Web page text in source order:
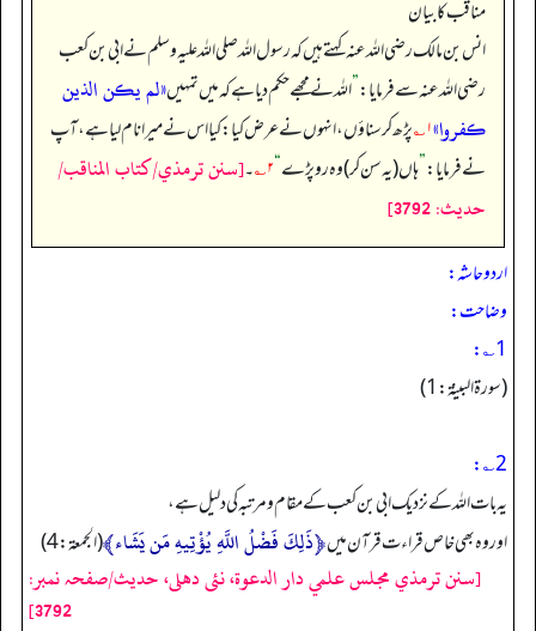
مناقب کا بیان
انس بن مالک رضی الله عنہ کہتے ہیں کہ رسول اللہ صلی اللہ علیہ وسلم نے ابی بن کعب
رضی الله عنہ سے فرمایا:”اللہ نے مجھے حکم دیا ہے کہ میں تمہیں«لم يكن الذين
كفروا»۱؎ پڑھ کر سناؤں، انہوں نے عرض کیا: کیا اس نے میرا نام لیا ہے، آپ
نے فرمایا:”ہاں (یہ سن کر) وہ رو پڑے“۲؎ ۔[سنن ترمذي/كتاب المناقب/
حدیث: 3792]
اردو حاشہ:
وضاحت:
1؎:
(سورۃ البینة: 1)
2؎:
یہ بات اللہ کے نزدیک ابی بن کعب کے مقام و مرتبہ کی دلیل ہے،
اور وہ بھی خاص قراء ت قرآن میں﴿ذَلِكَ فَضْلُ اللَّهِ يُؤْتِيهِ مَن يَشَاء﴾(الجمعة:4)
[سنن ترمذي مجلس علمي دار الدعوة، نئى دهلى، حدیث/صفحہ نمبر:
3792]